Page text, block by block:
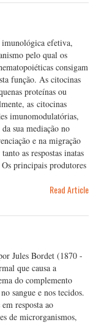
efetiva,
pelo qual os
consigam
função. As citocinas
proteínas ou
as citocinas
imunomodulatórias,
sua mediação no
e na migração
as respostas inatas
principais produtores
Read Article
Jules Bordet (1870 -
que causa a
do complemento
sangue e nos tecidos.
resposta ao
de microrganismos,